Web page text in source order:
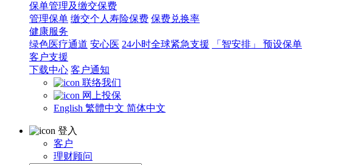
保单管理及缴交保费
管理保单 缴交个人寿险保费 保费兑换率
健康服务
绿色医疗通道 安心医 24小时全球紧急支援
「智安排」 预设保单
客户支援
下载中心 客户通知
联络我们
网上投保
English 繁體中文 简体中文
登入
客户
理财顾问